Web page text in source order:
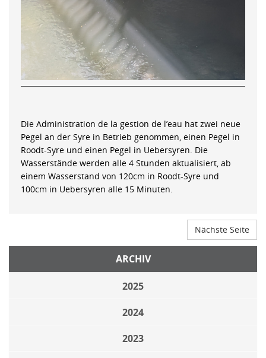
Die Administration de la gestion de l’eau hat zwei neue
Pegel an der Syre in Betrieb genommen, einen Pegel in
Roodt-Syre und einen Pegel in Uebersyren. Die
Wasserstände werden alle 4 Stunden aktualisiert, ab
einem Wasserstand von 120cm in Roodt-Syre und
100cm in Uebersyren alle 15 Minuten.
Nächste Seite
ARCHIV
2025
2024
2023